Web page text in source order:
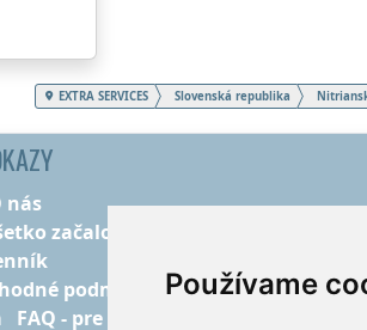
Používame
EXTRA SERVICES Slovenská republika
nás
začalo
podmienky
FAQ - pre poskytovateľov